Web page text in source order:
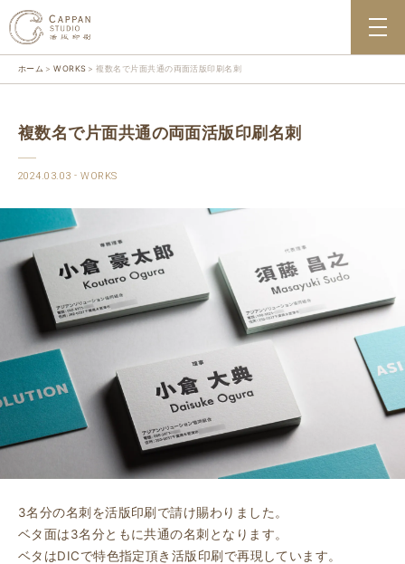
ホーム WORKS 複数名で片面共通の両面活版印刷名刺
複数名で片面共通の両面活版印刷名刺
2024.03.03 WORKS
3名分の名刺を活版印刷で請け賜わりました。
ベタ面は3名分ともに共通の名刺となります。
ベタはDICで特色指定頂き活版印刷で再現しています。